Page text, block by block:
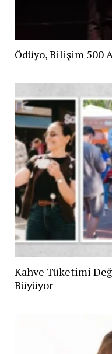
Ödüyo, Bilişim 500
Kahve Tüketimi
Büyüyor